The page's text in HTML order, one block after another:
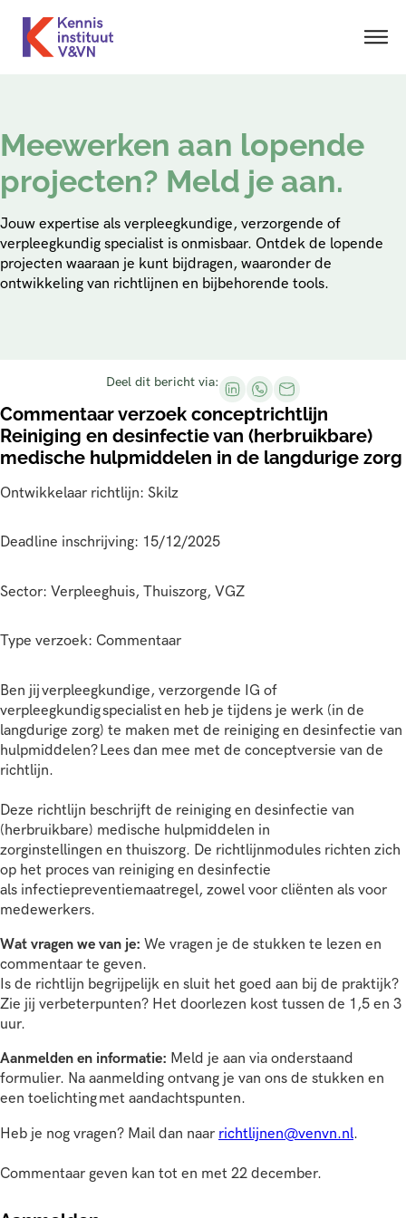
Meewerken aan lopende
projecten? Meld je aan.
Jouw expertise als verpleegkundige, verzorgende of
verpleegkundig specialist is onmisbaar. Ontdek de lopende
projecten waaraan je kunt bijdragen, waaronder de
ontwikkeling van richtlijnen en bijbehorende tools.
Deel dit bericht via:
Commentaar verzoek conceptrichtlijn
Reiniging en desinfectie van (herbruikbare)
medische hulpmiddelen in de langdurige zorg
Ontwikkelaar richtlijn: Skilz
Deadline inschrijving: 15/12/2025
Sector: Verpleeghuis, Thuiszorg, VGZ
Type verzoek: Commentaar
Ben jij verpleegkundige, verzorgende IG of
verpleegkundig specialist en heb je tijdens je werk (in de
langdurige zorg) te maken met de reiniging en desinfectie van
hulpmiddelen? Lees dan mee met de conceptversie van de
richtlijn.
Deze richtlijn beschrijft de reiniging en desinfectie van
(herbruikbare) medische hulpmiddelen in
zorginstellingen en thuiszorg. De richtlijnmodules richten zich
op het proces van reiniging en desinfectie
als infectiepreventiemaatregel, zowel voor cliënten als voor
medewerkers.
Wat vragen we van je: We vragen je de stukken te lezen en
commentaar te geven.
Is de richtlijn begrijpelijk en sluit het goed aan bij de praktijk?
Zie jij verbeterpunten? Het doorlezen kost tussen de 1,5 en 3
uur.
Aanmelden en informatie: Meld je aan via onderstaand
formulier. Na aanmelding ontvang je van ons de stukken en
een toelichting met aandachtspunten.
Heb je nog vragen? Mail dan naar richtlijnen@venvn.nl.
Commentaar geven kan tot en met 22 december.